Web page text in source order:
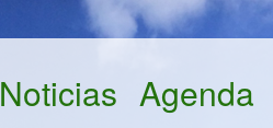
Noticias Agenda